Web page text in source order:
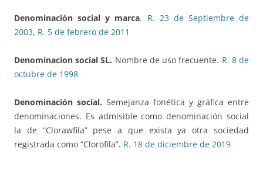
Denominación social y marca. R. 23 de Septiembre de
2003, R. 5 de febrero de 2011
Denominacion social SL. Nombre de uso frecuente. R. 8 de
octubre de 1998
Denominación social. Semejanza fonética y gráfica entre
denominaciones. Es admisible como denominación social
la de “Clorawfila” pese a que exista ya otra sociedad
registrada como “Clorofila”. R. 18 de diciembre de 2019